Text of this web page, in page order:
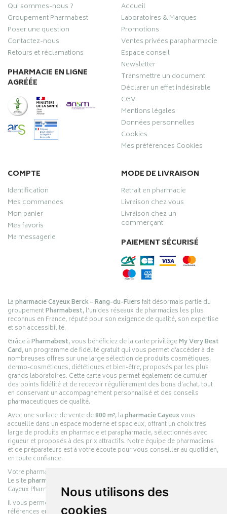
Nous utilisons des
cookies
Qui sommes-nous ?
Groupement Pharmabest
Poser une question
Contactez-nous
Retours et réclamations
PHARMACIE EN LIGNE
AGRÉÉE
Accueil
Laboratoires & Marques
Promotions
Ventes privées parapharmacie
Espace conseil
Newsletter
Transmettre un document
Déclarer un effet indésirable
CGV
Mentions légales
Données personnelles
Cookies
Mes préférences Cookies
COMPTE
Identification
Mes commandes
Mon panier
Mes favoris
Ma messagerie
MODE DE LIVRAISON
Retrait en pharmacie
Livraison chez vous
Livraison chez un
commerçant
PAIEMENT SÉCURISÉ
Lapharmacie Cayeux Berck – Rang-du-Fliersfait désormais partie du
groupementPharmabest, l’un des réseaux de pharmacies les plus
reconnus en France, réputé pour son exigence de qualité, son expertise
et son accessibilité.
Grâce àPharmabest, vous bénéficiez de la carte privilègeMy Very Best
Card, un programme de fidélité gratuit qui vous permet d’accéder à de
nombreuses offres sur une large sélection de produits cosmétiques,
dermo-cosmétiques, diététiques et bien-être, proposés par les plus
grands laboratoires. Cette carte vous permet également de cumuler
des points fidélité et de recevoir régulièrement des bons d’achat, tout
en conservant un accompagnement personnalisé et des conseils
pharmaceutiques de qualité.
Avec une surface de vente de800 m², lapharmacie Cayeuxvous
accueille dans un espace moderne et spacieux, offrant un choix très
large de produits en pharmacie et parapharmacie, sélectionnés avec
rigueur et proposés à des prix attractifs. Notre équipe de pharmaciens
et de préparateurs est à votre écoute pour vous conseiller au quotidien,
en toute confiance.
Votre pharmacie en ligne :
Le sitepharmacie-cayeux.fr
Cayeux Pharmabest Berck-sur-Mer – Rang-du-Fliers.
Il vous permet de réaliser vos achats en ligne parmi des milliers de